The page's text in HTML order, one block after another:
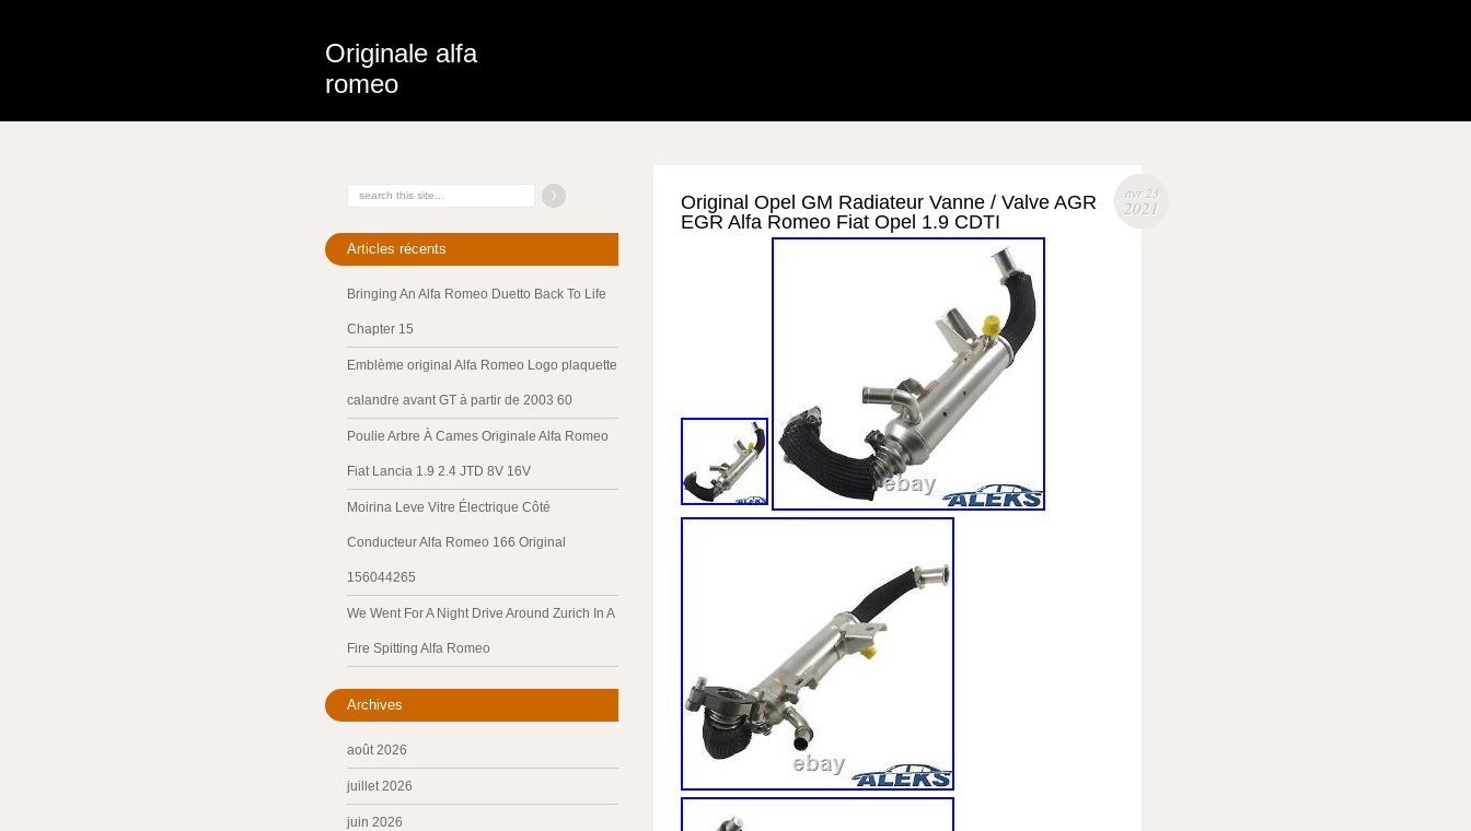
Originale alfa
romeo
avr 23
2021
Original Opel GM Radiateur Vanne / Valve AGR
EGR Alfa Romeo Fiat Opel 1.9 CDTI
Articles récents
Bringing An Alfa Romeo Duetto Back To Life
Chapter 15
Emblème original Alfa Romeo Logo plaquette
calandre avant GT à partir de 2003 60
Poulie Arbre À Cames Originale Alfa Romeo
Fiat Lancia 1.9 2.4 JTD 8V 16V
Moirina Leve Vitre Électrique Côté
Conducteur Alfa Romeo 166 Original
156044265
We Went For A Night Drive Around Zurich In A
Fire Spitting Alfa Romeo
Archives
août 2026
juillet 2026
juin 2026